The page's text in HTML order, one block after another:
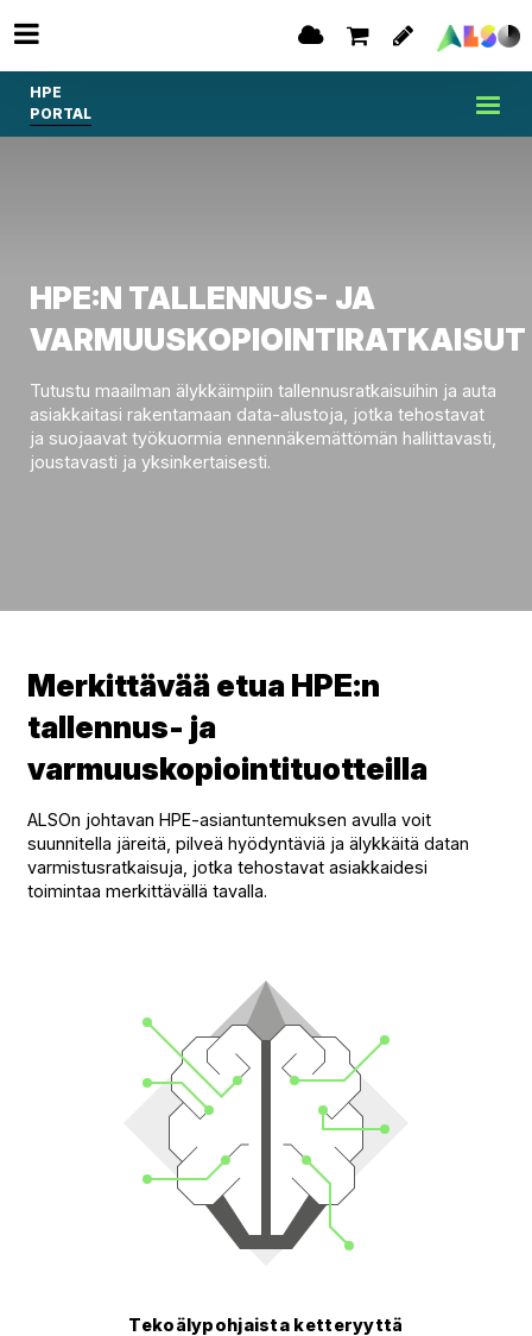
HPE
PORTAL
HPE:N TALLENNUS- JA
VARMUUSKOPIOINTIRATKAISUT
Tutustu maailman älykkäimpiin tallennusratkaisuihin ja auta
asiakkaitasi rakentamaan data-alustoja, jotka tehostavat
ja suojaavat työkuormia ennennäkemättömän hallittavasti,
joustavasti ja yksinkertaisesti.
Merkittävää etua HPE:n
tallennus- ja
varmuuskopiointituotteilla
ALSOn johtavan HPE-asiantuntemuksen avulla voit
suunnitella järeitä, pilveä hyödyntäviä ja älykkäitä datan
varmistusratkaisuja, jotka tehostavat asiakkaidesi
toimintaa merkittävällä tavalla.
Tekoälypohjaista ketteryyttä